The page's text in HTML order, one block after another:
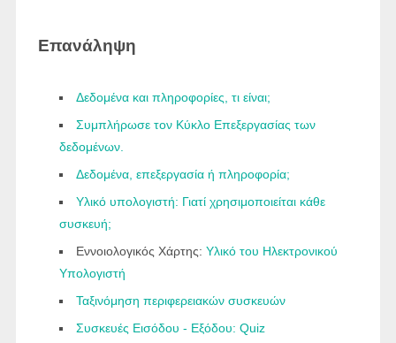
Επανάληψη
Δεδομένα και πληροφορίες, τι είναι;
Συμπλήρωσε τον Κύκλο Επεξεργασίας των
δεδομένων.
Δεδομένα, επεξεργασία ή πληροφορία;
Υλικό υπολογιστή: Γιατί χρησιμοποιείται κάθε
συσκευή;
Εννοιολογικός Χάρτης:Υλικό του Ηλεκτρονικού
Υπολογιστή
Ταξινόμηση περιφερειακών συσκευών
Συσκευές Εισόδου - Εξόδου: Quiz